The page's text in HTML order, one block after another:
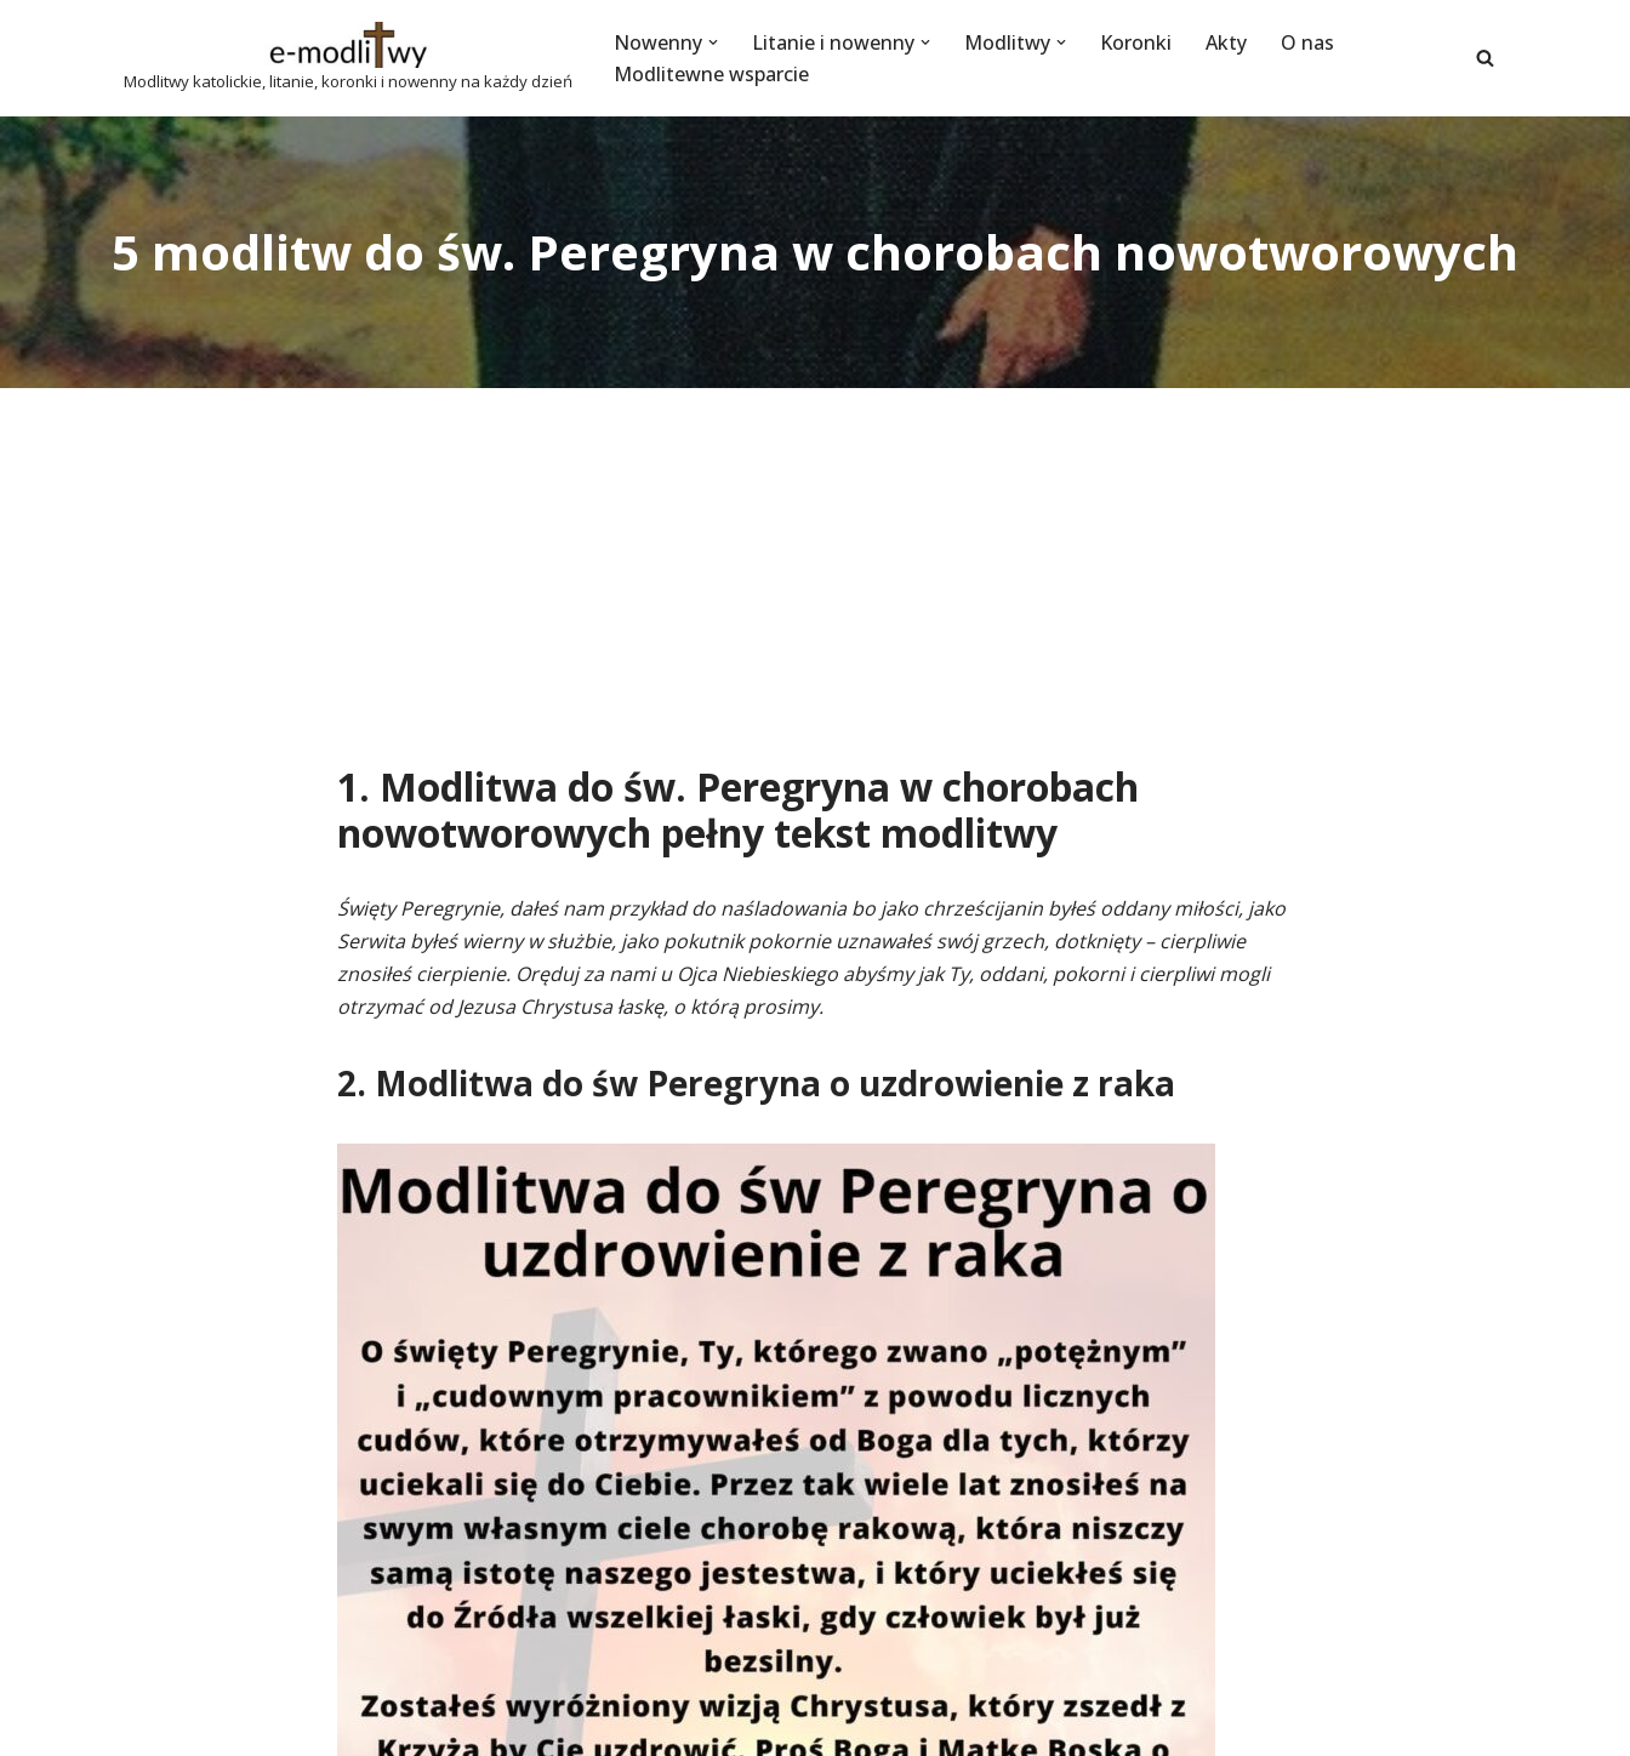
treści
Modlitwy katolickie, litanie, koronki i nowenny na każdy dzień
Nowenny Litanie i nowenny Modlitwy Koronki Akty
O nas
Modlitewne wsparcie
5 modlitw do św. Peregryna w chorobach nowotworowych
1. Modlitwa do św. Peregryna w chorobach
nowotworowych pełny tekst modlitwy
Święty Peregrynie, dałeś nam przykład do naśladowania bo jako chrześcijanin byłeś oddany miłości, jako
Serwita byłeś wierny w służbie, jako pokutnik pokornie uznawałeś swój grzech, dotknięty – cierpliwie
znosiłeś cierpienie. Oręduj za nami u Ojca Niebieskiego abyśmy jak Ty, oddani, pokorni i cierpliwi mogli
otrzymać od Jezusa Chrystusa łaskę, o którą prosimy.
2. Modlitwa do św Peregryna o uzdrowienie z raka